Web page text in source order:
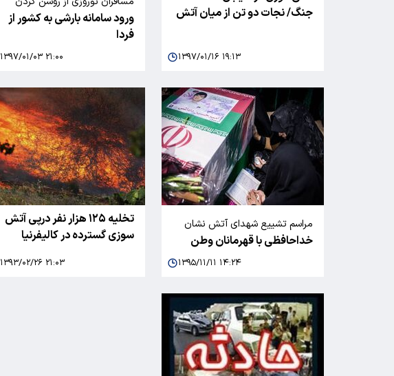
جنگ/ نجات دو تن از میان آتش
۱۳۹۷/۰۱/۱۶ ۱۹:۱۳
آتش در مناطق جنگلی خودداری
کنند
ورود سامانه بارشی به کشور از
فردا
۱۳۹۷/۰۱/۰۳ ۲۱:۰۰
مراسم تشییع شهدای آتش نشان
خداحافظی با قهرمانان وطن
۱۳۹۵/۱۱/۱۱ ۱۴:۲۴
تخلیه ۱۲۵ هزار نفر درپی آتش
سوزی گسترده در کالیفرنیا
۱۳۹۳/۰۲/۲۶ ۲۱:۰۳